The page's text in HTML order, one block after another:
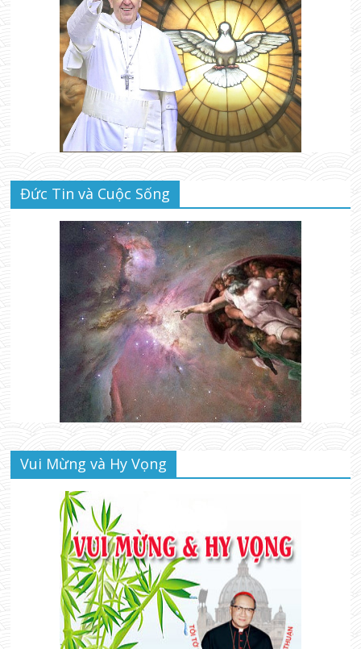
Đức Tin và Cuộc Sống
Vui Mừng và Hy Vọng